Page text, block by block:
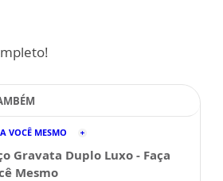
VOCÊ MESMO
Gravata Duplo Luxo - Faça
Mesmo